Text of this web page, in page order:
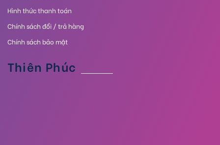
Hình thức thanh toán
Chính sách đổi / trả hàng
Chính sách bảo mật
Thiên Phúc